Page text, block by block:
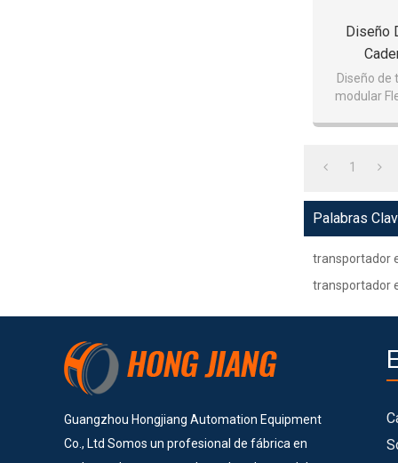
Diseño
Diseño de
modular
1
Palabras
transportador
transportador
Guangzhou Hongjiang Automation Equipment
Co., Ltd Somos un profesional de fábrica en